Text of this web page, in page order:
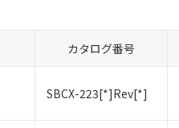
カタログ番号
SBCX-223[*]Rev[*]